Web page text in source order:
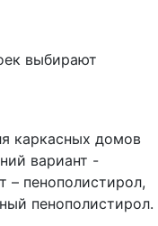
выбирают
каркасных домов
вариант -
– пенополистирол,
пенополистирол.